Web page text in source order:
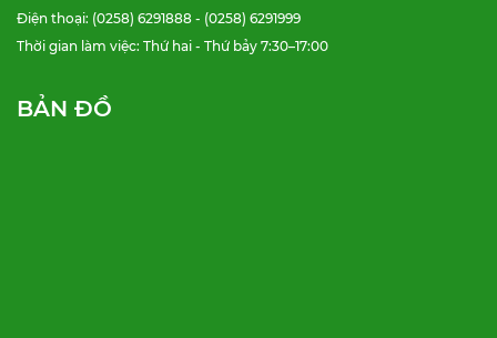
Điện thoại: (0258) 6291888 - (0258) 6291999
Thời gian làm việc: Thứ hai - Thứ bảy 7:30–17:00
BẢN ĐỒ